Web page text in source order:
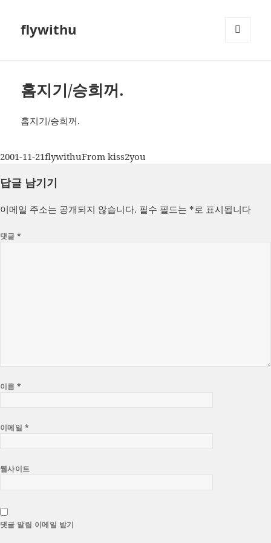
flywithu
홈지기/승희꺼.
홈지기/승희꺼.
작
일
2001-11-21글
이
flywithu카
From kiss2you
답글 남기기
이메일 주소는 공개되지 않습니다. 필수 필드는 *로 표시됩니다
댓글*
이름*
이메일 *
웹사이트
댓글 알림 이메일 받기